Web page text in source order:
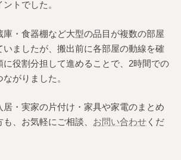
トでした。
庫・食器棚など大型の品目が複数の部屋
いましたが、搬出前に各部屋の動線を確
に役割分担して進めることで、2時間での
がりました。
・実家の片付け・家具や家電のまとめ
、お気軽にご相談、 お問い合わせ くだ